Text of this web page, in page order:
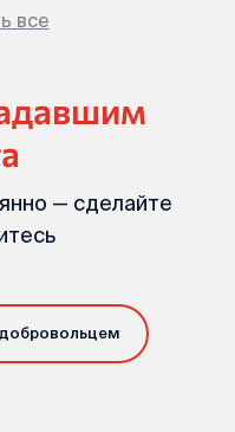
все
— сделайте